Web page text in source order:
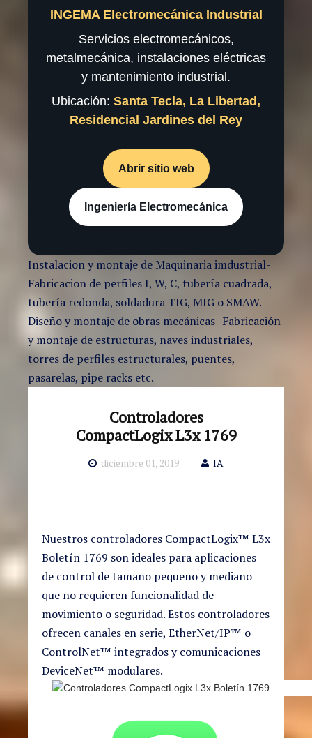
INGEMA Electromecánica Industrial
Servicios electromecánicos,
metalmecánica, instalaciones eléctricas
y mantenimiento industrial.
Ubicación: Santa Tecla, La Libertad,
Residencial Jardines del Rey
Abrir sitio web
Ingeniería Electromecánica
Instalacion y montaje de Maquinaria imdustrial-
Fabricacion de perfiles I, W, C, tubería cuadrada,
tubería redonda, soldadura TIG, MIG o SMAW.
Diseño y montaje de obras mecánicas- Fabricación
y montaje de estructuras, naves industriales,
torres de perfiles estructurales, puentes,
pasarelas, pipe racks etc.
Controladores
CompactLogix L3x 1769
diciembre 01, 2019 IA
Nuestros controladores CompactLogix™ L3x
Boletín 1769 son ideales para aplicaciones
de control de tamaño pequeño y mediano
que no requieren funcionalidad de
movimiento o seguridad. Estos controladores
ofrecen canales en serie, EtherNet/IP™ o
ControlNet™ integrados y comunicaciones
DeviceNet™ modulares.